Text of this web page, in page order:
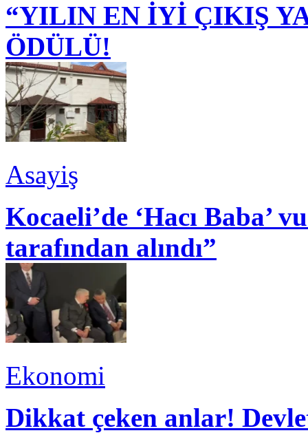
“YILIN EN İYİ ÇIKIŞ
ÖDÜLÜ!
Asayiş
Kocaeli’de ‘Hacı Baba’
tarafından alındı”
Ekonomi
Dikkat çeken anlar!